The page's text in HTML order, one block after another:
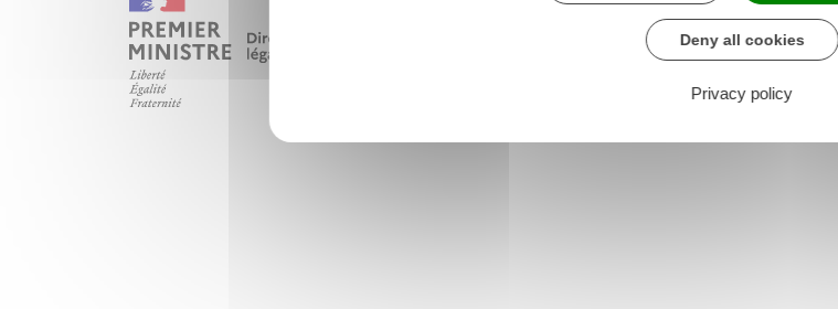
Deny all cookies
Privacy policy